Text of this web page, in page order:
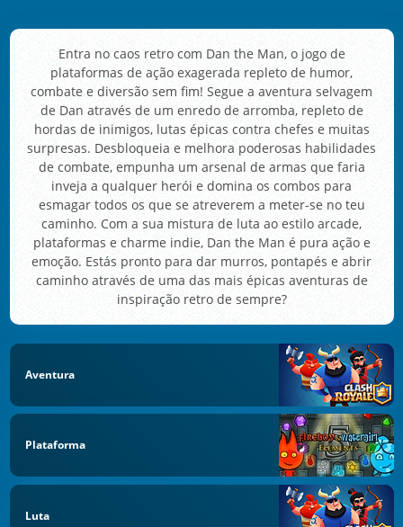
Entra no caos retro com Dan the Man, o jogo de
plataformas de ação exagerada repleto de humor,
combate e diversão sem fim! Segue a aventura selvagem
de Dan através de um enredo de arromba, repleto de
hordas de inimigos, lutas épicas contra chefes e muitas
surpresas. Desbloqueia e melhora poderosas habilidades
de combate, empunha um arsenal de armas que faria
inveja a qualquer herói e domina os combos para
esmagar todos os que se atreverem a meter-se no teu
caminho. Com a sua mistura de luta ao estilo arcade,
plataformas e charme indie, Dan the Man é pura ação e
emoção. Estás pronto para dar murros, pontapés e abrir
caminho através de uma das mais épicas aventuras de
inspiração retro de sempre?
Aventura
Plataforma
Luta